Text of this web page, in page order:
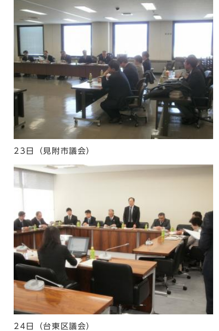
23日（見附市議会）
24日（台東区議会）